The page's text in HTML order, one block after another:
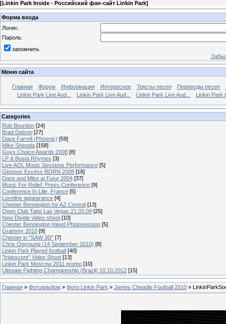
[Linkin Park Inside - Российский фан-сайт Linkin Park]
Форма входа
Логин:
Пароль:
запомнить
Меню сайта
Главная Форум Информация Интересное Тексты песен Переводы песен
Linkin Park Live Aud...
Linkin Park Live Aud... Linkin Park Live Aud... Linkin Park
Categories
Rob Bourdon [24]
Brad Delson [27]
Dave Farrell (Phoenix) [59]
Mike Shinoda [158]
Guys Choice Awards 2008 [8]
LP & Busta Rhymes [3]
Live AOL Music Sessions Performance [5]
Glorious Excess BORN 2008 [18]
Dave and Mike at Fuse 2004 [37]
Music For Relief: Press Conference [9]
Conference In Lille, France [5]
Loveline appearance [4]
Chester Bennington for AZ Central [13]
Open Club Tatto Las Vegas 21.03.09 [25]
New Divide Video shoot [10]
Chester Bennington Inked Photosession [5]
Grammy 2010 [9]
Chester in "SAW 3D" [7]
Chris Owyoung (14 September 2010) [8]
Linkin Park Played football [40]
"Iridescent" Video Shoot [13]
Linkin Park Moscow 2011 promo [10]
Ultimate Fighting Championship (Brazil) 10.10.2012 [15]
Главная » Фотоальбом » Фото Linkin Park » James Cheadle Football 2010 »